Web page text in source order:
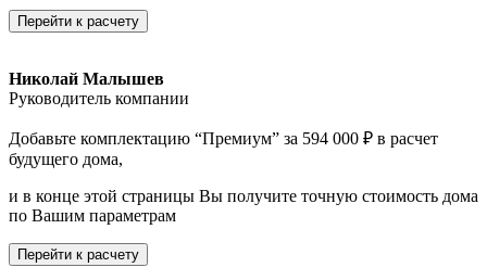
Перейти к расчету
Николай Малышев
Руководитель компании
Добавьте комплектацию “Премиум” за 594 000 ₽ в расчет
будущего дома,
и в конце этой страницы Вы получите точную стоимость дома
по Вашим параметрам
Перейти к расчету